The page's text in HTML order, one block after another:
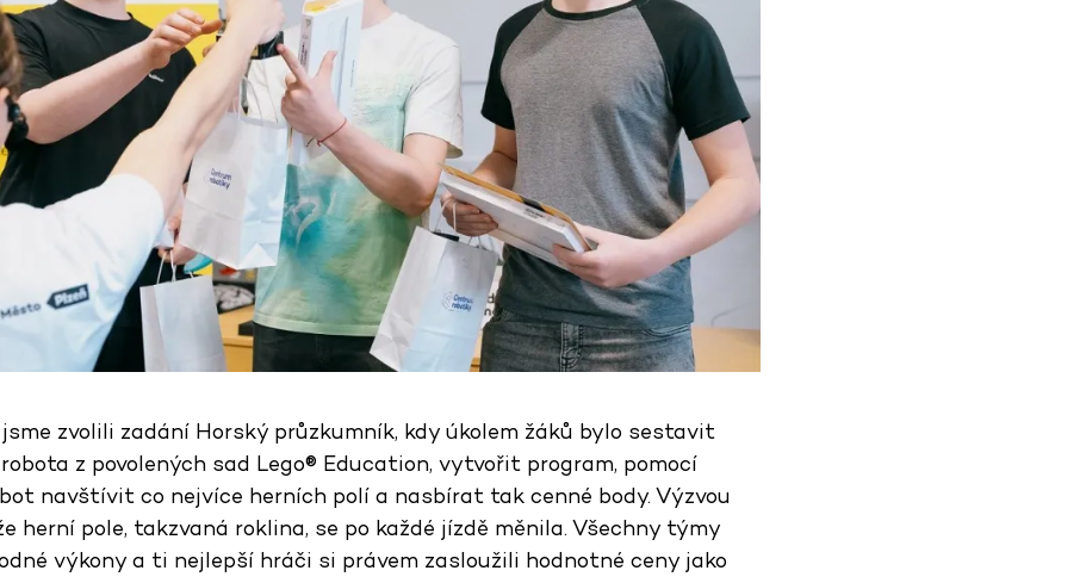
zvolili zadání Horský průzkumník, kdy úkolem žáků bylo sestavit
z povolených sad Lego® Education, vytvořit program, pomocí
navštívit co nejvíce herních polí a nasbírat tak cenné body. Výzvou
herní pole, takzvaná roklina, se po každé jízdě měnila. Všechny týmy
výkony a ti nejlepší hráči si právem zasloužili hodnotné ceny jako